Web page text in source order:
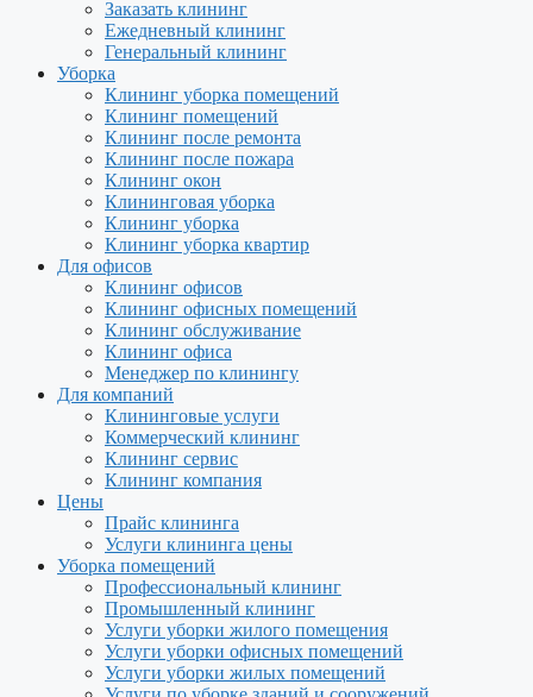
Заказать клининг
Ежедневный клининг
Генеральный клининг
Уборка
Клининг уборка помещений
Клининг помещений
Клининг после ремонта
Клининг после пожара
Клининг окон
Клининговая уборка
Клининг уборка
Клининг уборка квартир
Для офисов
Клининг офисов
Клининг офисных помещений
Клининг обслуживание
Клининг офиса
Менеджер по клинингу
Для компаний
Клининговые услуги
Коммерческий клининг
Клининг сервис
Клининг компания
Цены
Прайс клининга
Услуги клининга цены
Уборка помещений
Профессиональный клининг
Промышленный клининг
Услуги уборки жилого помещения
Услуги уборки офисных помещений
Услуги уборки жилых помещений